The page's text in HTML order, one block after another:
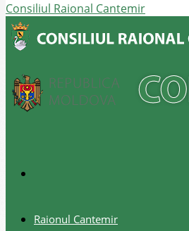
Consiliul Raional Cantemir
Raionul Cantemir